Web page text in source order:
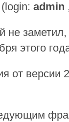
(login: admin
не заметил,
этого
от версии